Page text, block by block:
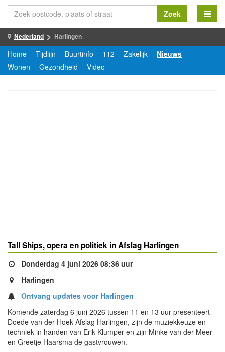
Zoek
Nederland Harlingen
Home Tijdlijn Buurtinfo 112 Zakelijk
Nieuws
Wonen
Gezondheid Video
Tall Ships, opera en politiek in Afslag Harlingen
Donderdag 4 juni 2026 08:36 uur
Harlingen
Ontvang updates voor Harlingen
Komende zaterdag 6 juni 2026 tussen 11 en 13 uur presenteert
Doede van der Hoek Afslag Harlingen, zijn de muziekkeuze en
techniek in handen van Erik Klumper en zijn Minke van der Meer
en Greetje Haarsma de gastvrouwen.